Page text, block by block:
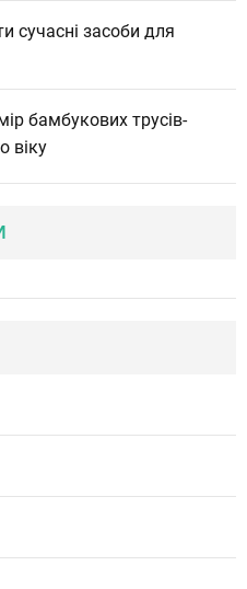
сучасні засоби для
бамбукових трусів-
віку